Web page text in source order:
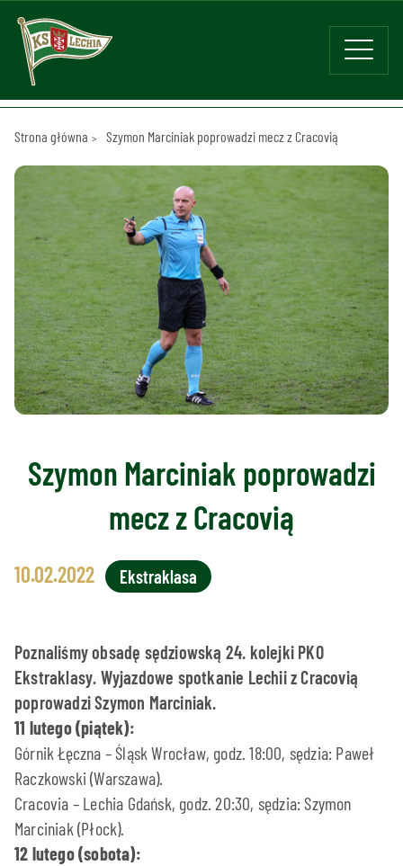
Strona główna Szymon Marciniak poprowadzi mecz z Cracovią
Szymon Marciniak poprowadzi
mecz z Cracovią
10.02.2022 Ekstraklasa
Poznaliśmy obsadę sędziowską 24. kolejki PKO
Ekstraklasy. Wyjazdowe spotkanie Lechii z Cracovią
poprowadzi Szymon Marciniak.
11 lutego (piątek):
Górnik Łęczna – Śląsk Wrocław, godz. 18:00, sędzia: Paweł
Raczkowski (Warszawa).
Cracovia – Lechia Gdańsk, godz. 20:30, sędzia: Szymon
Marciniak (Płock).
12 lutego (sobota):